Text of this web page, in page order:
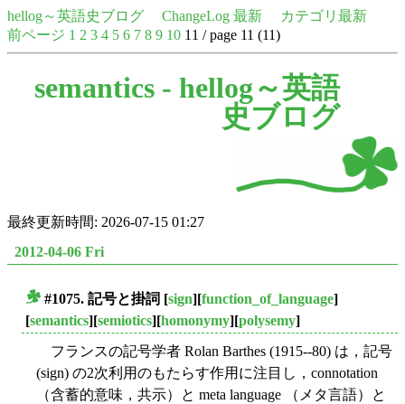
hellog～英語史ブログ ChangeLog 最新
カテゴリ最新
前ページ 1 2 3 4 5 6 7 8 9 10 11 / page 11 (11)
semantics - hellog～英語
史ブログ
最終更新時間: 2026-07-15 01:27
2012-04-06 Fri
#1075. 記号と掛詞 [sign][function_of_language]
[semantics][semiotics][homonymy][polysemy]
フランスの記号学者 Rolan Barthes (1915--80) は，記号
(sign) の2次利用のもたらす作用に注目し，connotation
（含蓄的意味，共示）と meta language （メタ言語）と